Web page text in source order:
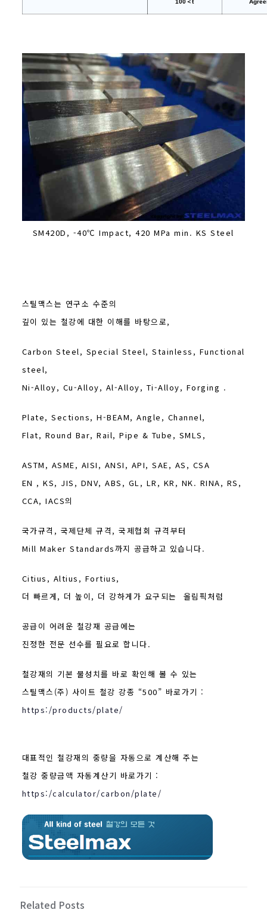
100＜t
SM420D, -40℃ Impact, 420 MPa min. KS Steel
스틸맥스는 연구소 수준의
깊이 있는 철강에 대한 이해를 바탕으로,
Carbon Steel, Special Steel, Stainless, Functional
steel,
Ni-Alloy, Cu-Alloy, Al-Alloy, Ti-Alloy, Forging .
Plate, Sections, H-BEAM, Angle, Channel,
Flat, Round Bar, Rail, Pipe & Tube, SMLS,
ASTM, ASME, AISI, ANSI, API, SAE, AS, CSA
EN , KS, JIS, DNV, ABS, GL, LR, KR, NK. RINA, RS,
CCA, IACS의
국가규격, 국제단체 규격,국제협회 규격부터
Mill Maker Standards까지 공급하고 있습니다.
Citius, Altius, Fortius,
더 빠르게, 더 높이, 더 강하게가 요구되는 올림픽처럼
공급이 어려운 철강재 공급에는
진정한 전문 선수를 필요로 합니다.
철강재의 기본 물성치를 바로 확인해 볼 수 있는
스틸맥스(주) 사이트 철강 강종 “500” 바로가기 :
https:/products/plate/
대표적인 철강재의 중량을 자동으로 계산해 주는
철강 중량금액 자동계산기 바로가기 :
https:/calculator/carbon/plate/
Related Posts